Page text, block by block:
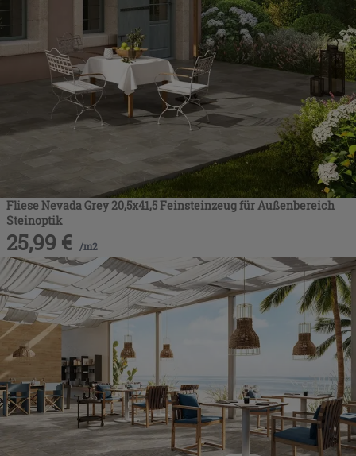
Fliese Nevada Grey 20,5x41,5 Feinsteinzeug für Außenbereich
Steinoptik
25,99 € /m2